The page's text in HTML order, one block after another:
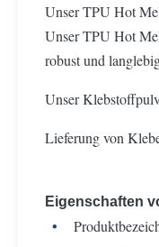
Unser TPU Hot
Unser TPU Hot
robust und
Unser
Lieferung von
Eigenschaften